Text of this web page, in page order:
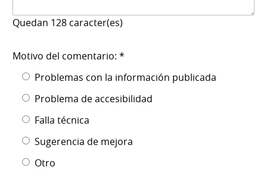
Quedan 128 caracter(es)
Motivo del comentario: *
Problemas con la información publicada
Problema de accesibilidad
Falla técnica
Sugerencia de mejora
Otro